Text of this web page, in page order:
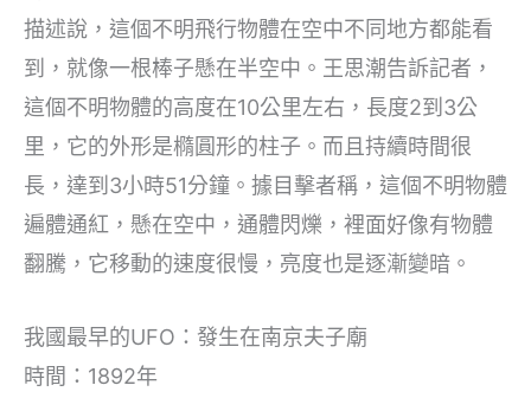
描述說，這個不明飛行物體在空中不同地方都能看
到，就像一根棒子懸在半空中。王思潮告訴記者，
這個不明物體的高度在10公里左右，長度2到3公
里，它的外形是橢圓形的柱子。而且持續時間很
長，達到3小時51分鐘。據目擊者稱，這個不明物體
遍體通紅，懸在空中，通體閃爍，裡面好像有物體
翻騰，它移動的速度很慢，亮度也是逐漸變暗。
我國最早的UFO：發生在南京夫子廟
時間：1892年